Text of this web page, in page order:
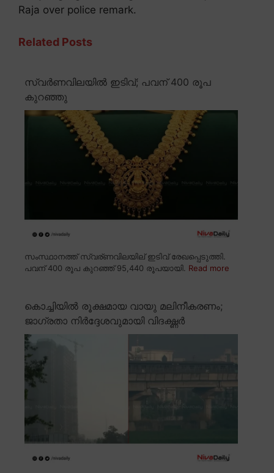
Raja over police remark.
Related Posts
സ്വർണവിലയിൽ ഇടിവ്; പവന് 400 രൂപ
കുറഞ്ഞു
സംസ്ഥാനത്ത് സ്വര്ണവിലയില് ഇടിവ് രേഖപ്പെടുത്തി.
പവന് 400 രൂപ കുറഞ്ഞ് 95,440 രൂപയായി. Read more
കൊച്ചിയിൽ രൂക്ഷമായ വായു മലിനീകരണം;
ജാഗ്രതാ നിർദ്ദേശവുമായി വിദഗ്ദ്ധർ